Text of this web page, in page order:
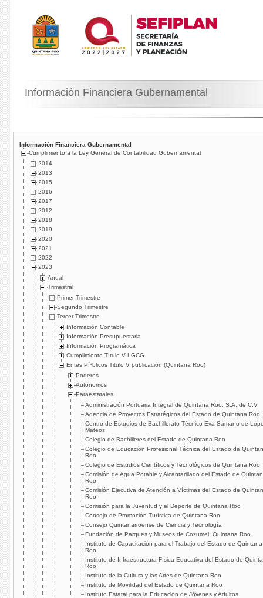
Información Financiera Gubernamental
Información Financiera Gubernamental
Cumplimiento a la Ley General de Contabilidad Gubernamental
2014
2013
2015
2016
2017
2012
2018
2019
2020
2021
2022
2023
Anual
Trimestral
Primer Trimestre
Segundo Trimestre
Tercer Trimestre
Información Contable
Información Presupuestaria
Información Programática
Cumplimiento Tí­tulo V LGCG
Entes Píºblicos Titulo V publicación (Quintana Roo)
Poderes
Autónomos
Paraestatales
Administración Portuaria Integral de Quintana Roo, S.A. de C.V.
Agencia de Proyectos Estratégicos del Estado de Quintana Roo
Centro de Estudios de Bachillerato Técnico Eva Sámano de
Mateos
Colegio de Bachilleres del Estado de Quintana Roo
Colegio de Educación Profesional Técnica del Estado de
Roo
Colegio de Estudios Cientí­ficos y Tecnológicos de Quintana Roo
Comisión de Agua Potable y Alcantarillado del Estado de
Roo
Comisión Ejecutiva de Atención a Ví­ctimas del Estado de
Roo
Comisión para la Juventud y el Deporte de Quintana Roo
Consejo de Promoción Turí­stica de Quintana Roo
Consejo Quintanarroense de Ciencia y Tecnologí­a
Fundación de Parques y Museos de Cozumel, Quintana Roo
Instituto de Capacitación para el Trabajo del Estado de Quintana
Roo
Instituto de Infraestructura Fí­sica Educativa del Estado de
Roo
Instituto de la Cultura y las Artes de Quintana Roo
Instituto de Movilidad del Estado de Quintana Roo
Instituto Estatal para la Educación de Jóvenes y Adultos